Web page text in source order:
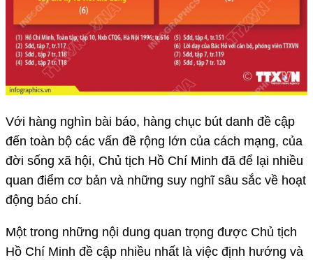
Với hàng nghìn bài báo, hàng chục bút danh đề cập
đến toàn bộ các vấn đề rộng lớn của cách mạng, của
đời sống xã hội, Chủ tịch Hồ Chí Minh đã để lại nhiều
quan điểm cơ bản và những suy nghĩ sâu sắc về hoạt
động báo chí.
Một trong những nội dung quan trọng được Chủ tịch
Hồ Chí Minh đề cập nhiều nhất là việc định hướng và